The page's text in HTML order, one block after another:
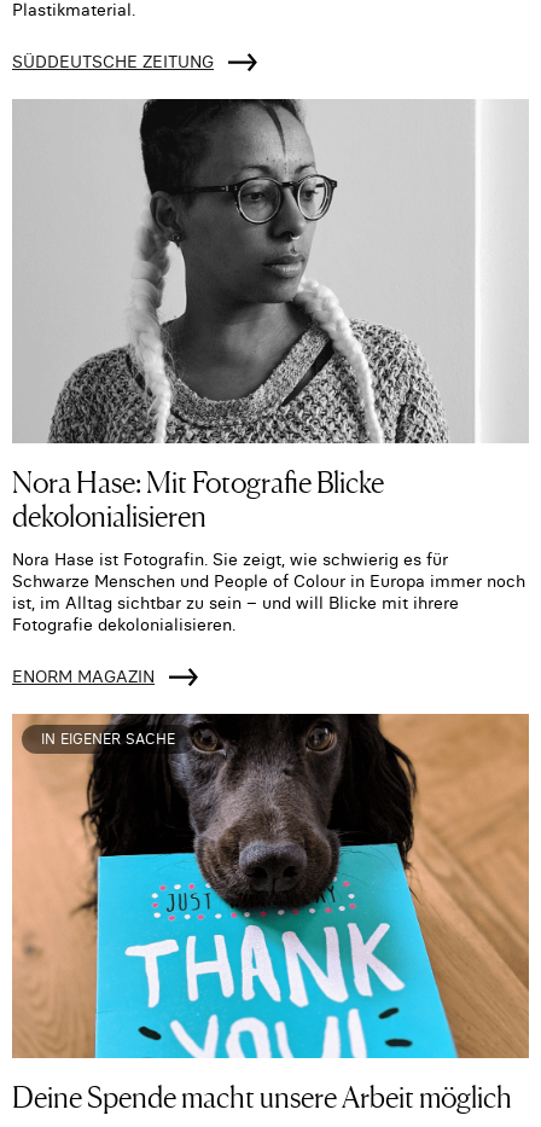
Plastikmaterial.
SÜDDEUTSCHE ZEITUNG
Nora Hase: Mit Fotografie Blicke
dekolonialisieren
Nora Hase ist Fotografin. Sie zeigt, wie schwierig es für
Schwarze Menschen und People of Colour in Europa immer noch
ist, im Alltag sichtbar zu sein – und will Blicke mit ihrere
Fotografie dekolonialisieren.
ENORM MAGAZIN
IN EIGENER SACHE
Deine Spende macht unsere Arbeit möglich